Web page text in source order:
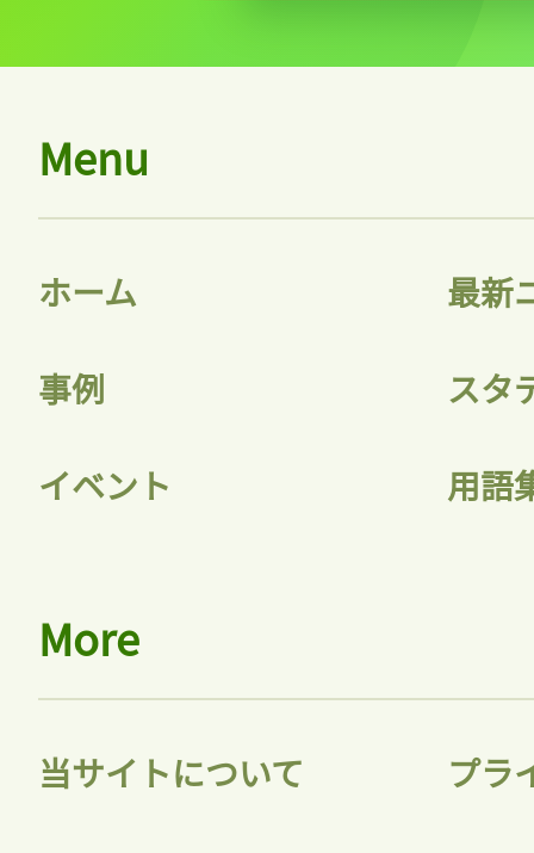
Menu
ホーム 最新
事例 スタ
イベント 用語
More
当サイトについて プラ